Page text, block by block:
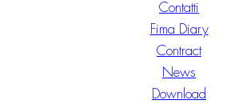
Contatti
Fima Diary
Contract
News
Download